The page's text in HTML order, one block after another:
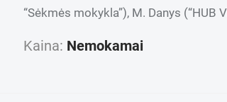
“Sėkmės mokykla”), M. Danys (“HUB
Kaina: Nemokamai